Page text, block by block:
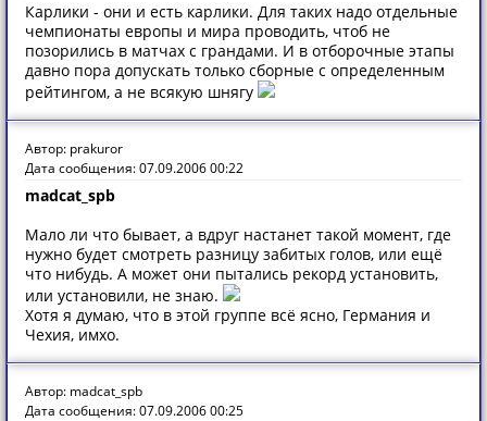
Карлики - они и есть карлики. Для таких надо отдельные
чемпионаты европы и мира проводить, чтоб не
позорились в матчах с грандами. И в отборочные этапы
давно пора допускать только сборные с определенным
рейтингом, а не всякую шнягу
Автор: prakuror
Дата сообщения: 07.09.2006 00:22
madcat_spb
Мало ли что бывает, а вдруг настанет такой момент, где
нужно будет смотреть разницу забитых голов, или ещё
что нибудь. А может они пытались рекорд установить,
или установили, не знаю.
Хотя я думаю, что в этой группе всё ясно, Германия и
Чехия, имхо.
Автор: madcat_spb
Дата сообщения: 07.09.2006 00:25